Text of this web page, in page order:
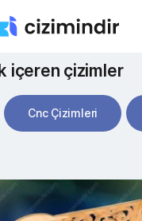
içeren çizimler
Cnc Çizimleri